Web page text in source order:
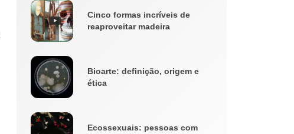
Cinco formas incríveis de
reaproveitar madeira
Bioarte: definição, origem e
ética
Ecossexuais: pessoas com